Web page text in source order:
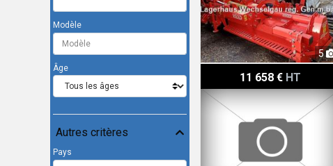
Modèle
Âge
Autres critères
Pays
5
11 658 € HT
Vigolo FPG3 280 Bio